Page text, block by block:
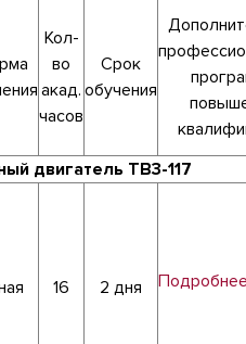
Кол-
во
акад.
часов
Срок
обучения
двигатель ТВ3-117
16 2 дня